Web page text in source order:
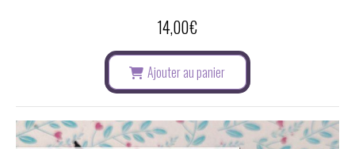
14,00€
Ajouter au panier